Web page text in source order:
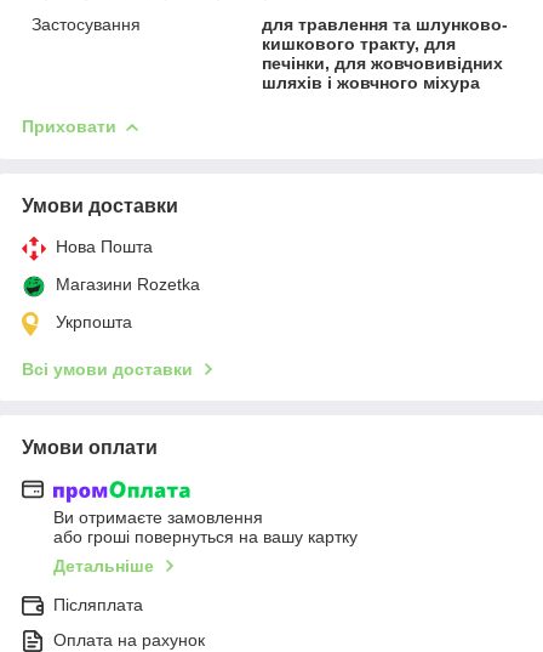
Застосування
для травлення та шлунково-
кишкового тракту, для
печінки, для жовчовивідних
шляхів і жовчного міхура
Приховати
Умови доставки
Нова Пошта
Магазини Rozetka
Укрпошта
Всі умови доставки
Умови оплати
Ви отримаєте замовлення
або гроші повернуться на вашу картку
Детальніше
Післяплата
Оплата на рахунок